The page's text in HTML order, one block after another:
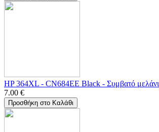
HP 364XL - CN684EE Black - Συμβατό μελάνι
7.00 €
Προσθήκη στο Καλάθι